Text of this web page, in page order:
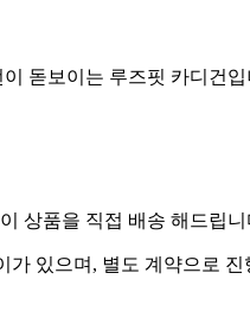
돋보이는 루즈핏 카디건
상품을 직접 배송 해드립니
있으며, 별도 계약으로 진